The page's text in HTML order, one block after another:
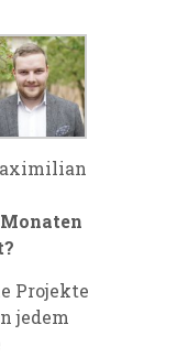
Projekte
jedem